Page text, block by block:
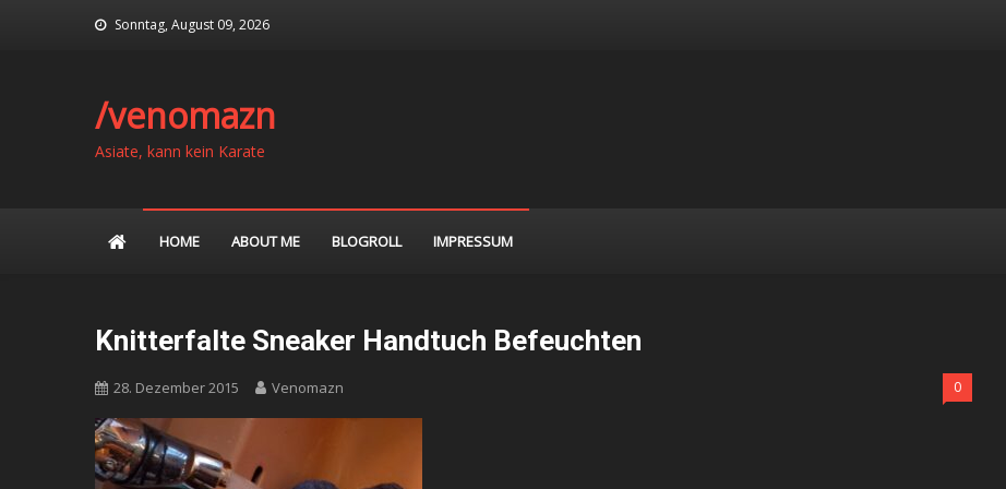
Sonntag, August 09, 2026
/venomazn
Asiate, kann kein Karate
HOME ABOUT ME BLOGROLL IMPRESSUM
Knitterfalte Sneaker Handtuch Befeuchten
28. Dezember 2015 Venomazn 0